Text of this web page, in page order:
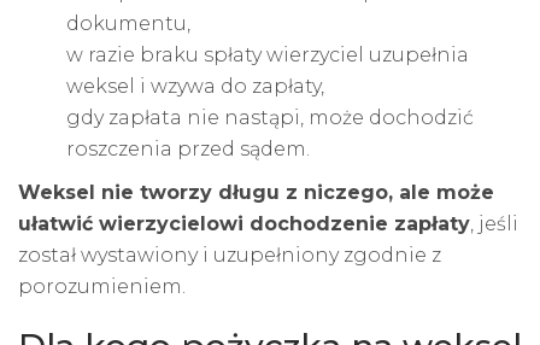
dokumentu,
w razie braku spłaty wierzyciel uzupełnia
weksel i wzywa do zapłaty,
gdy zapłata nie nastąpi, może dochodzić
roszczenia przed sądem.
Weksel nie tworzy długu z niczego, ale może
ułatwić wierzycielowi dochodzenie zapłaty, jeśli
został wystawiony i uzupełniony zgodnie z
porozumieniem.